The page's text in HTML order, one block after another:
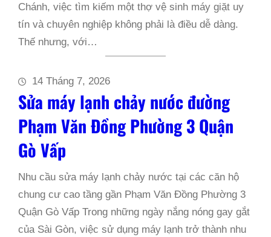
Chánh, việc tìm kiếm một thợ vệ sinh máy giặt uy
tín và chuyên nghiệp không phải là điều dễ dàng.
Thế nhưng, với…
14 Tháng 7, 2026
Sửa máy lạnh chảy nước đường
Phạm Văn Đồng Phường 3 Quận
Gò Vấp
Nhu cầu sửa máy lạnh chảy nước tại các căn hộ
chung cư cao tầng gần Phạm Văn Đồng Phường 3
Quận Gò Vấp Trong những ngày nắng nóng gay gắt
của Sài Gòn, việc sử dụng máy lạnh trở thành nhu